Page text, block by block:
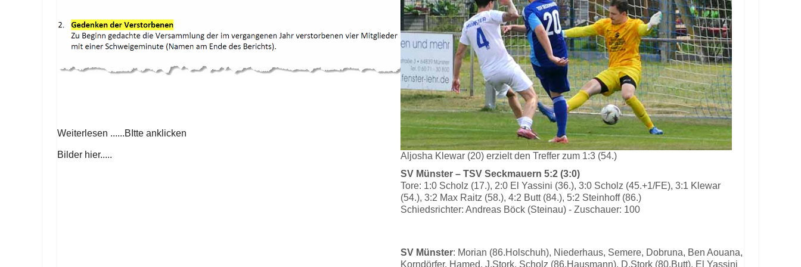
Weiterlesen ......BItte anklicken
Bilder hier.....
Aljosha Klewar (20) erzielt den Treffer zum 1:3 (54.)
SV Münster – TSV Seckmauern 5:2 (3:0)
Tore: 1:0 Scholz (17.), 2:0 El Yassini (36.), 3:0 Scholz (45.+1/FE), 3:1 Klewar
(54.), 3:2 Max Raitz (58.), 4:2 Butt (84.), 5:2 Steinhoff (86.)
Schiedsrichter: Andreas Böck (Steinau) - Zuschauer: 100
SV Münster: Morian (86.Holschuh), Niederhaus, Semere, Dobruna, Ben Aouana,
Korndörfer, Hamed, J.Stork, Scholz (86.Hausmann), D.Stork (80.Butt), El Yassini